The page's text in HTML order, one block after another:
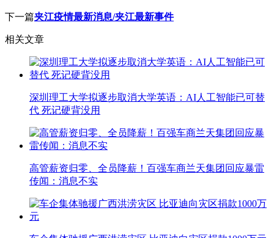
下一篇夹江疫情最新消息/夹江最新事件
相关文章
深圳理工大学拟逐步取消大学英语：AI人工智能已可替
代 死记硬背没用
高管薪资归零、全员降薪！百强车商兰天集团回应暴雷
传闻：消息不实